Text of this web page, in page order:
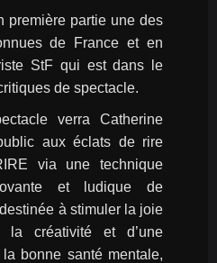
première partie une des
de France et en
StF qui est dans le
de spectacle.
verra Catherine
aux éclats de rire
via une technique
et ludique de
à stimuler la joie
la créativité et d’une
bonne santé mentale,